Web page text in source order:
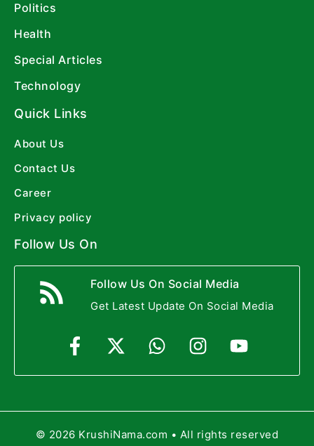
Politics
Health
Special Articles
Technology
Quick Links
About Us
Contact Us
Career
Privacy policy
Follow Us On
Follow Us On Social Media
Get Latest Update On Social Media
© 2026 KrushiNama.com • All rights reserved